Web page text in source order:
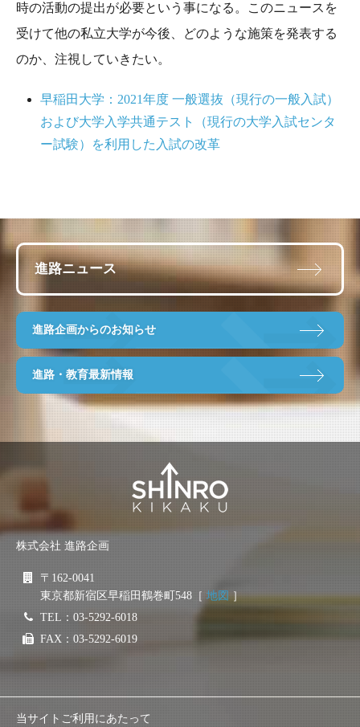
時の活動の提出が必要という事になる。このニュースを
受けて他の私立大学が今後、どのような施策を発表する
のか、注視していきたい。
早稲田大学：2021年度 ⼀般選抜（現行の⼀般入試）
および大学入学共通テスト（現行の大学入試センタ
ー試験）を利用した入試の改革
進路ニュース
進路企画からのお知らせ
進路・教育最新情報
株式会社 進路企画
〒162-0041
東京都新宿区早稲田鶴巻町548［地図］
TEL：03-5292-6018
FAX：03-5292-6019
当サイトご利用にあたって